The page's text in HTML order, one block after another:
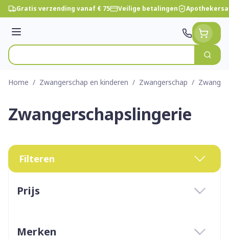
Ga naar de inhoud
Gratis verzending vanaf € 75 Veilige betalingen
Menu
Product, merk, categorie...
Zoek
Home / Zwangerschap en kinderen / Zwangerschap /
Zwangerschapslingerie
Filteren
Prijs
Merken